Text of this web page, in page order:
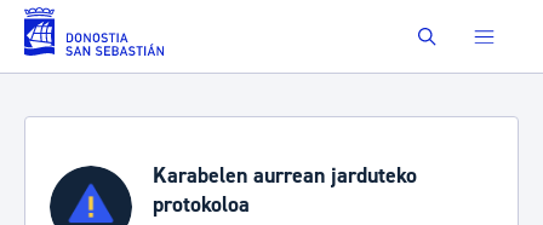
Eduki nagusira joan Buscar
Karabelen aurrean jarduteko
protokoloa